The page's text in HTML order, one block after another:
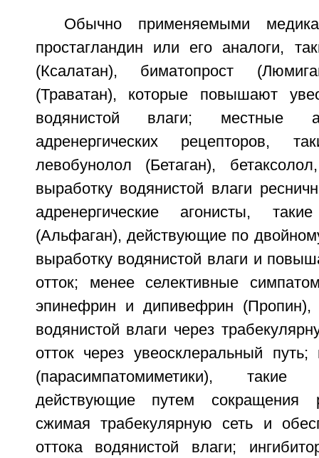
Обычно применяемыми
простагландин или его аналоги,
(Ксалатан), биматопрост
(Траватан), которые повышают
водянистой влаги; местные
адренергических рецепторов,
левобунолол (Бетаган),
выработку водянистой влаги
адренергические агонисты,
(Альфаган), действующие по
выработку водянистой влаги и
отток; менее селективные
эпинефрин и дипивефрин
водянистой влаги через
отток через увеосклеральный путь;
(парасимпатомиметики),
действующие путем сокращения
сжимая трабекулярную сеть и
оттока водянистой влаги;